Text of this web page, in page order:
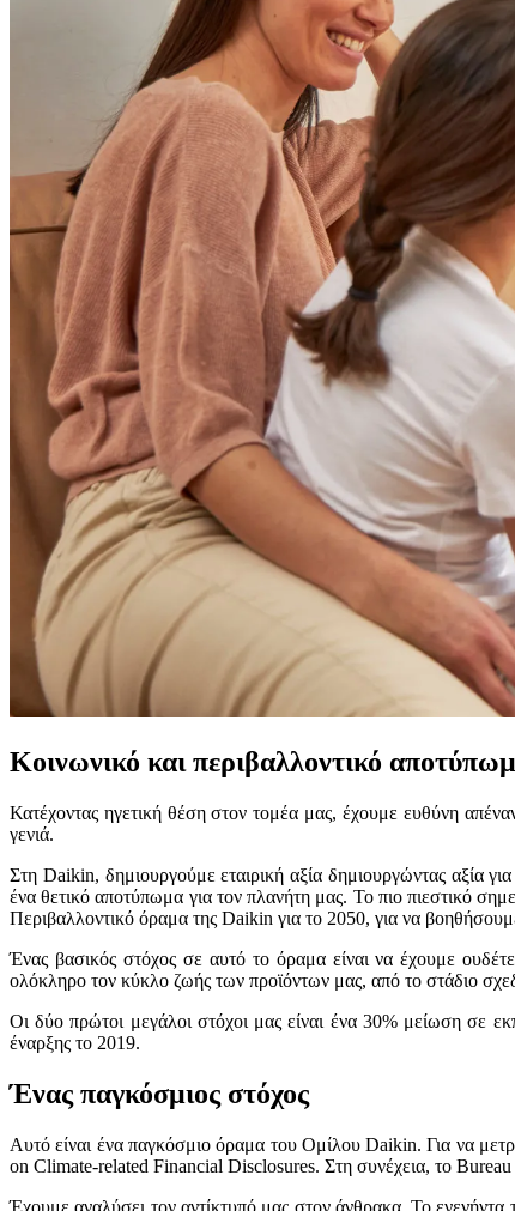
Κοινωνικό και περιβαλλοντικό
Κατέχοντας ηγετική θέση στον τομέα μας, έχουμε ευθύνη
γενιά.
Στη Daikin, δημιουργούμε εταιρική αξία δημιουργώντας αξία
ένα θετικό αποτύπωμα για τον πλανήτη μας. Το πιο πιεστικό
Περιβαλλοντικό όραμα της Daikin για το 2050, για να
Ένας βασικός στόχος σε αυτό το όραμα είναι να έχουμε
ολόκληρο τον κύκλο ζωής των προϊόντων μας, από το στάδιο
Οι δύο πρώτοι μεγάλοι στόχοι μας είναι ένα 30% μείωση σε
έναρξης το 2019.
Ένας παγκόσμιος στόχος
Αυτό είναι ένα παγκόσμιο όραμα του Ομίλου Daikin. Για να
on Climate-related Financial Disclosures. Στη συνέχεια, το
Έχουμε αναλύσει τον αντίκτυπό μας στον άνθρακα. Το